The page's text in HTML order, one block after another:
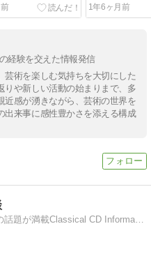
1年6ヶ月前
経験を交えた情報発信
芸術を楽しむ気持ちを大切にした
りや新しい活動の始まりまで、多
近感が湧きながら、芸術の世界を
出来事に感性豊かさを添える構成
新譜中心にクラシック音楽ＣＤの話題が満載Classical CD Information & Reviewsのコンテンツ